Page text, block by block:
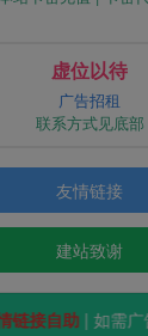
虚位以待
广告招租
联系方式见底部
友情链接
建站致谢
自助| 如需广告